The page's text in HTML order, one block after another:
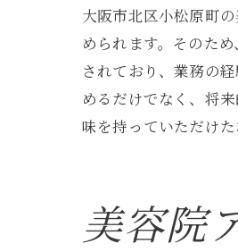
大阪市北区小松原町
められます。そのた
されており、業務の
めるだけでなく、将
味を持っていただけ
美容院